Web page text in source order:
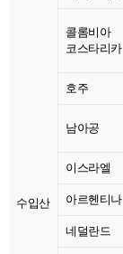
수입산
콜롬비아
코스타리카
호주
남아공
이스라엘
아르헨티나
네덜란드